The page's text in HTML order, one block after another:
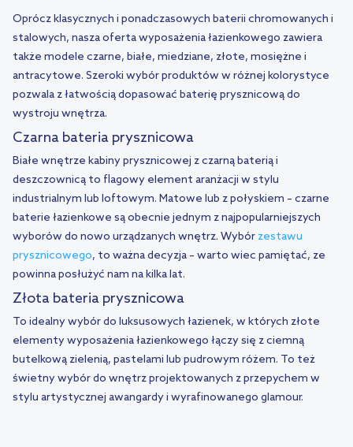
Oprócz klasycznych i ponadczasowych baterii chromowanych i
stalowych, nasza oferta wyposażenia łazienkowego zawiera
także modele czarne, białe, miedziane, złote, mosiężne i
antracytowe. Szeroki wybór produktów w różnej kolorystyce
pozwala z łatwością dopasować baterię prysznicową do
wystroju wnętrza.
Czarna bateria prysznicowa
Białe wnętrze kabiny prysznicowej z czarną baterią i
deszczownicą to flagowy element aranżacji w stylu
industrialnym lub loftowym. Matowe lub z połyskiem – czarne
baterie łazienkowe są obecnie jednym z najpopularniejszych
wyborów do nowo urządzanych wnętrz. Wybór zestawu
prysznicowego, to ważna decyzja – warto wiec pamiętać, ze
powinna posłużyć nam na kilka lat.
Złota bateria prysznicowa
To idealny wybór do luksusowych łazienek, w których złote
elementy wyposażenia łazienkowego łączy się z ciemną
butelkową zielenią, pastelami lub pudrowym różem. To też
świetny wybór do wnętrz projektowanych z przepychem w
stylu artystycznej awangardy i wyrafinowanego glamour.